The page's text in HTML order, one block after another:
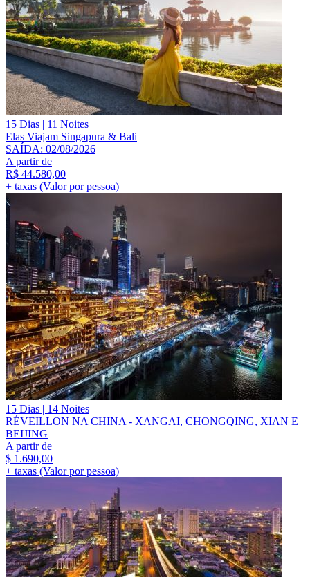
15 Dias | 11 Noites
Elas Viajam Singapura & Bali
SAÍDA: 02/08/2026
A partir de
R$ 44.580,00
+ taxas (Valor por pessoa)
15 Dias | 14 Noites
RÉVEILLON NA CHINA - XANGAI, CHONGQING, XIAN E
BEIJING
A partir de
$ 1.690,00
+ taxas (Valor por pessoa)